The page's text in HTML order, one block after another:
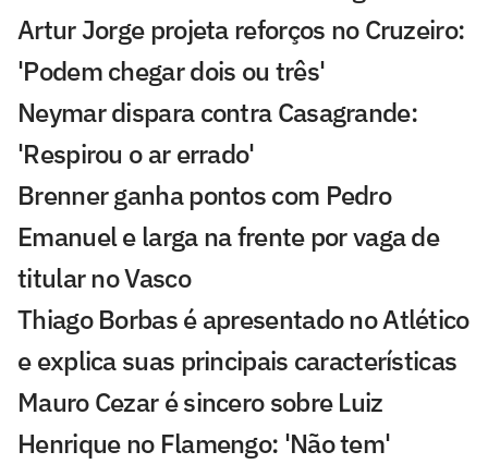
Artur Jorge projeta reforços no Cruzeiro:
'Podem chegar dois ou três'
Neymar dispara contra Casagrande:
'Respirou o ar errado'
Brenner ganha pontos com Pedro
Emanuel e larga na frente por vaga de
titular no Vasco
Thiago Borbas é apresentado no Atlético
e explica suas principais características
Mauro Cezar é sincero sobre Luiz
Henrique no Flamengo: 'Não tem'